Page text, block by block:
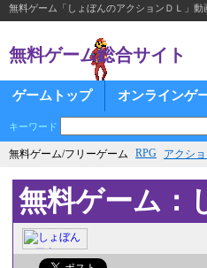
無料ゲーム「しょぼんのアクションＤＬ」動
無料ゲーム総合サイト
ゲームトップ オンラインゲ
キーワード
無料ゲーム/フリーゲーム RPG アクシ
無料ゲーム：